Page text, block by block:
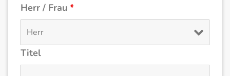
Herr / Frau*
Titel